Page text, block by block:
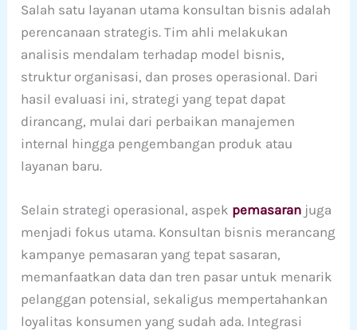
Salah satu layanan utama konsultan bisnis adalah
perencanaan strategis. Tim ahli melakukan
analisis mendalam terhadap model bisnis,
struktur organisasi, dan proses operasional. Dari
hasil evaluasi ini, strategi yang tepat dapat
dirancang, mulai dari perbaikan manajemen
internal hingga pengembangan produk atau
layanan baru.
Selain strategi operasional, aspek pemasaran juga
menjadi fokus utama. Konsultan bisnis merancang
kampanye pemasaran yang tepat sasaran,
memanfaatkan data dan tren pasar untuk menarik
pelanggan potensial, sekaligus mempertahankan
loyalitas konsumen yang sudah ada. Integrasi